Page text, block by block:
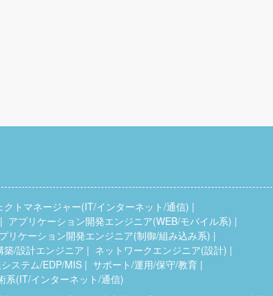
クトマネージャー(IT/インターネット/通信)
アプリケーション開発エンジニア(WEB/モバイル系)
リケーション開発エンジニア(制御/組み込み系)
築/設計エンジニア
ネットワークエンジニア(設計)
ステム/EDP/MIS
サポート/運用/保守/教育
系(IT/インターネット/通信)